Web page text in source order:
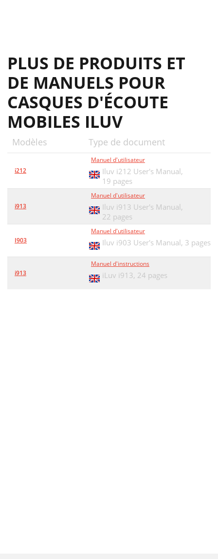
PLUS DE PRODUITS ET
DE MANUELS POUR
CASQUES D'ÉCOUTE
MOBILES ILUV
Modèles Type de document
i212
Manuel d'utilisateur
Iluv i212 User's Manual,
19 pages
i913
Manuel d'utilisateur
Iluv i913 User's Manual,
22 pages
I903
Manuel d'utilisateur
Iluv i903 User's Manual, 3 pages
i913
Manuel d'instructions
iLuv i913, 24 pages